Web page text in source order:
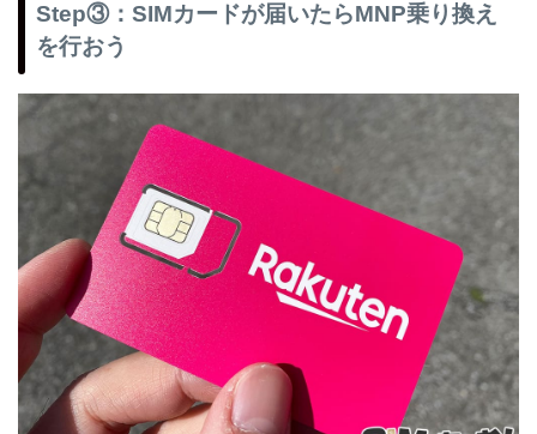
Step③：SIMカードが届いたらMNP乗り換え
を行おう